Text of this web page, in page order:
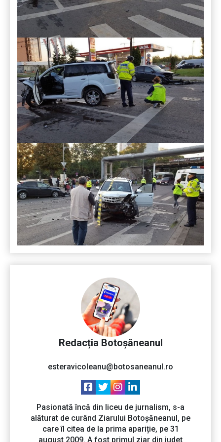
Redacția Botoșăneanul
esteravicoleanu@botosaneanul.ro
Pasionată încă din liceu de jurnalism, s-a
alăturat de curând Ziarului Botoșăneanul, pe
care îl citea de la prima apariție, pe 31
august 2009. A fost primul ziar din județ